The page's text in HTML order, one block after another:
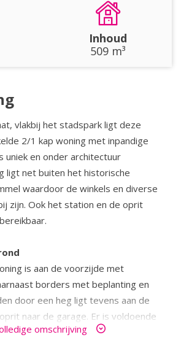
Inhoud
509 m³
vlakbij het stadspark ligt deze
2/1 kap woning met inpandige
uniek en onder architectuur
ligt net buiten het historische
waardoor de winkels en diverse
zijn. Ook het station en de oprit
is aan de voorzijde met
borders met beplanting en
door een heg ligt tevens aan de
naar de garage. Er is voldoende
autorsquo;s. Via de voordeur en
omschrijving